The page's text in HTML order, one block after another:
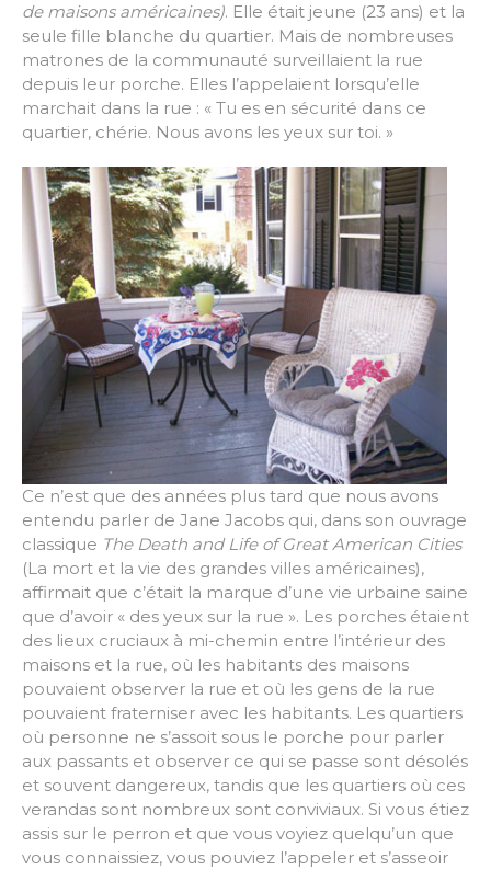
de maisons américaines). Elle était jeune (23 ans) et la
seule fille blanche du quartier. Mais de nombreuses
matrones de la communauté surveillaient la rue
depuis leur porche. Elles l’appelaient lorsqu’elle
marchait dans la rue : « Tu es en sécurité dans ce
quartier, chérie. Nous avons les yeux sur toi. »
Ce n’est que des années plus tard que nous avons
entendu parler de Jane Jacobs qui, dans son ouvrage
classique The Death and Life of Great American Cities
(La mort et la vie des grandes villes américaines),
affirmait que c’était la marque d’une vie urbaine saine
que d’avoir « des yeux sur la rue ». Les porches étaient
des lieux cruciaux à mi-chemin entre l’intérieur des
maisons et la rue, où les habitants des maisons
pouvaient observer la rue et où les gens de la rue
pouvaient fraterniser avec les habitants. Les quartiers
où personne ne s’assoit sous le porche pour parler
aux passants et observer ce qui se passe sont désolés
et souvent dangereux, tandis que les quartiers où ces
verandas sont nombreux sont conviviaux. Si vous étiez
assis sur le perron et que vous voyiez quelqu’un que
vous connaissiez, vous pouviez l’appeler et s’asseoir